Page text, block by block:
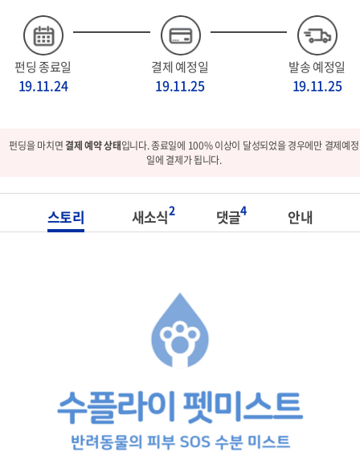
펀딩 종료일
19.11.24
결제 예정일
19.11.25
발송 예정일
19.11.25
펀딩을 마치면결제 예약 상태입니다. 종료일에 100% 이상이 달성되었을 경우에만 결제예정
일에 결제가 됩니다.
스토리 새소식2 댓글4 안내